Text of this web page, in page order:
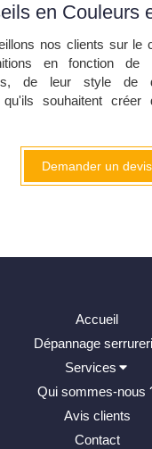
en Couleurs
nos clients sur le
en fonction de
de leur style de
qu'ils souhaitent créer
Demander un devis
Accueil
Dépannage
Services
Qui sommes-nous
Avis clients
Contact